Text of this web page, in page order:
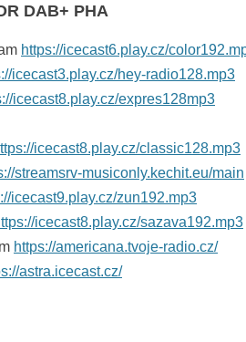
DAB+ PHA
https://icecast6.play.cz/
icecast3.play.cz/hey-radio128.mp3
icecast8.play.cz/expres128mp3
icecast8.play.cz/classic128.mp3
streamsrv-musiconly.kechit.eu/main
icecast9.play.cz/zun192.mp3
icecast8.play.cz/sazava192.mp3
https://americana.tvoje-radio.cz/
astra.icecast.cz/